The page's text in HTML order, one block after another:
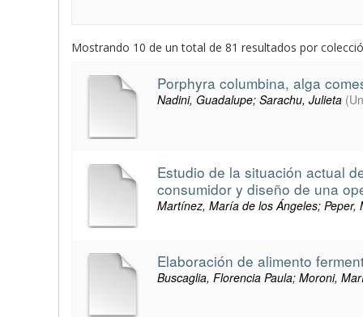
Mostrando 10 de un total de 81 resultados por
Porphyra columbina, alga
Nadini, Guadalupe; Sarachu, Julieta (
Estudio de la situación actual
consumidor y diseño de una
Martínez, María de los Ángeles; Peper,
Elaboración de alimento
Buscaglia, Florencia Paula; Moroni,